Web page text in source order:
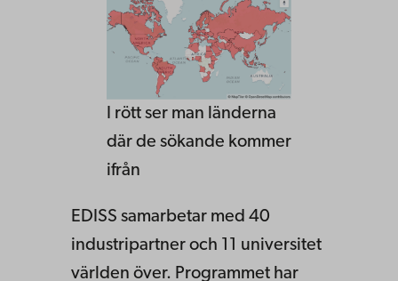
I rött ser man länderna
där de sökande kommer
ifrån
EDISS samarbetar med 40
industripartner och 11 universitet
världen över. Programmet har